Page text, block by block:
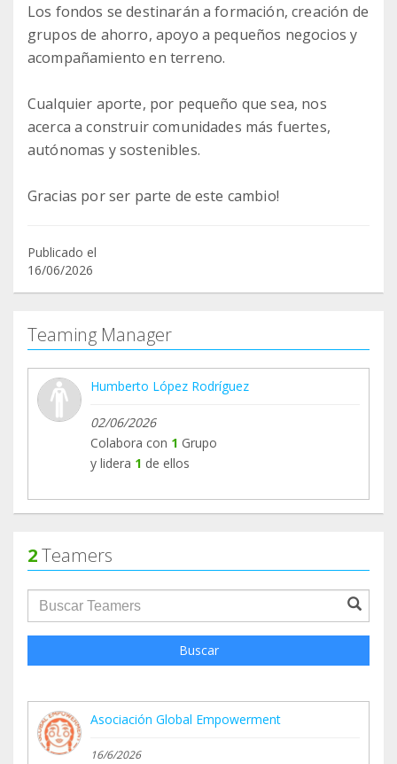
Los fondos se destinarán a formación, creación de
grupos de ahorro, apoyo a pequeños negocios y
acompañamiento en terreno.
Cualquier aporte, por pequeño que sea, nos
acerca a construir comunidades más fuertes,
autónomas y sostenibles.
Gracias por ser parte de este cambio!
Publicado el
16/06/2026
Teaming Manager
Humberto López Rodríguez
02/06/2026
Colabora con 1 Grupo
y lidera 1 de ellos
2Teamers
groupProfile.searchForm.search.text???
Buscar
Asociación Global Empowerment
16/6/2026